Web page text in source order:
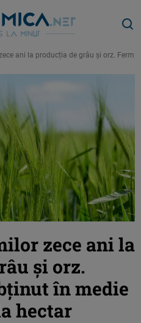
ani la producția de grâu și orz.
zece ani la
și orz.
în medie
hectar